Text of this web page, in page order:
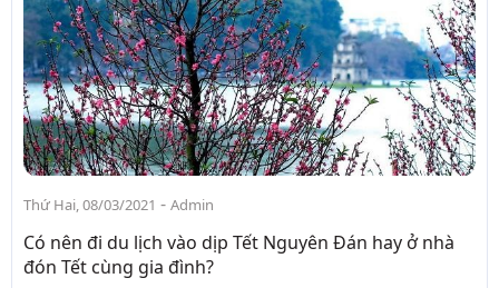
Thứ Hai, 08/03/2021 - Admin
Có nên đi du lịch vào dịp Tết Nguyên Đán hay ở nhà
đón Tết cùng gia đình?